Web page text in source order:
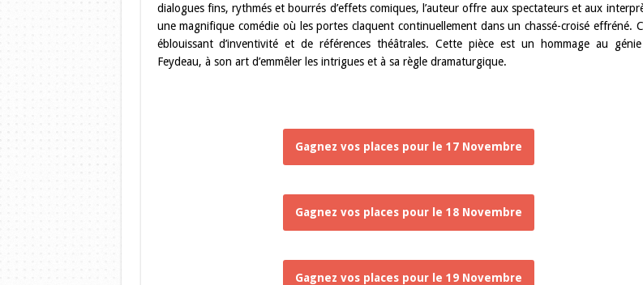
dialogues fins, rythmés et bourrés d’effets comiques, l’auteur offre aux spectateurs et aux
une magnifique comédie où les portes claquent continuellement dans un chassé-croisé effréné.
éblouissant d’inventivité et de références théâtrales. Cette pièce est un hommage au
Feydeau, à son art d’emmêler les intrigues et à sa règle dramaturgique.
Gagnez vos places pour le 17 Novembre
Gagnez vos places pour le 18 Novembre
Gagnez vos places pour le 19 Novembre